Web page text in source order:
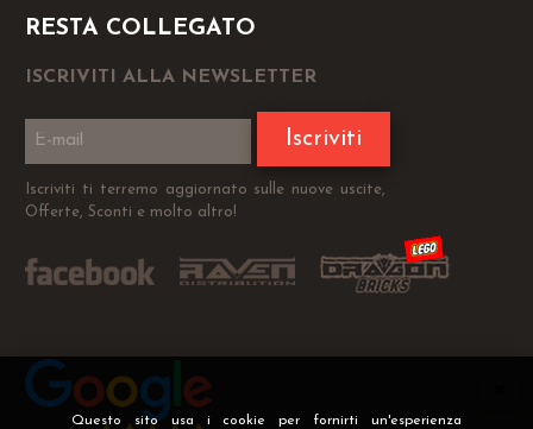
Questo sito usa i cookie per fornirti un'esperienza
RESTA COLLEGATO
ISCRIVITI ALLA NEWSLETTER
Iscriviti
Iscriviti ti terremo aggiornato sulle nuove uscite,
Offerte, Sconti e molto altro!